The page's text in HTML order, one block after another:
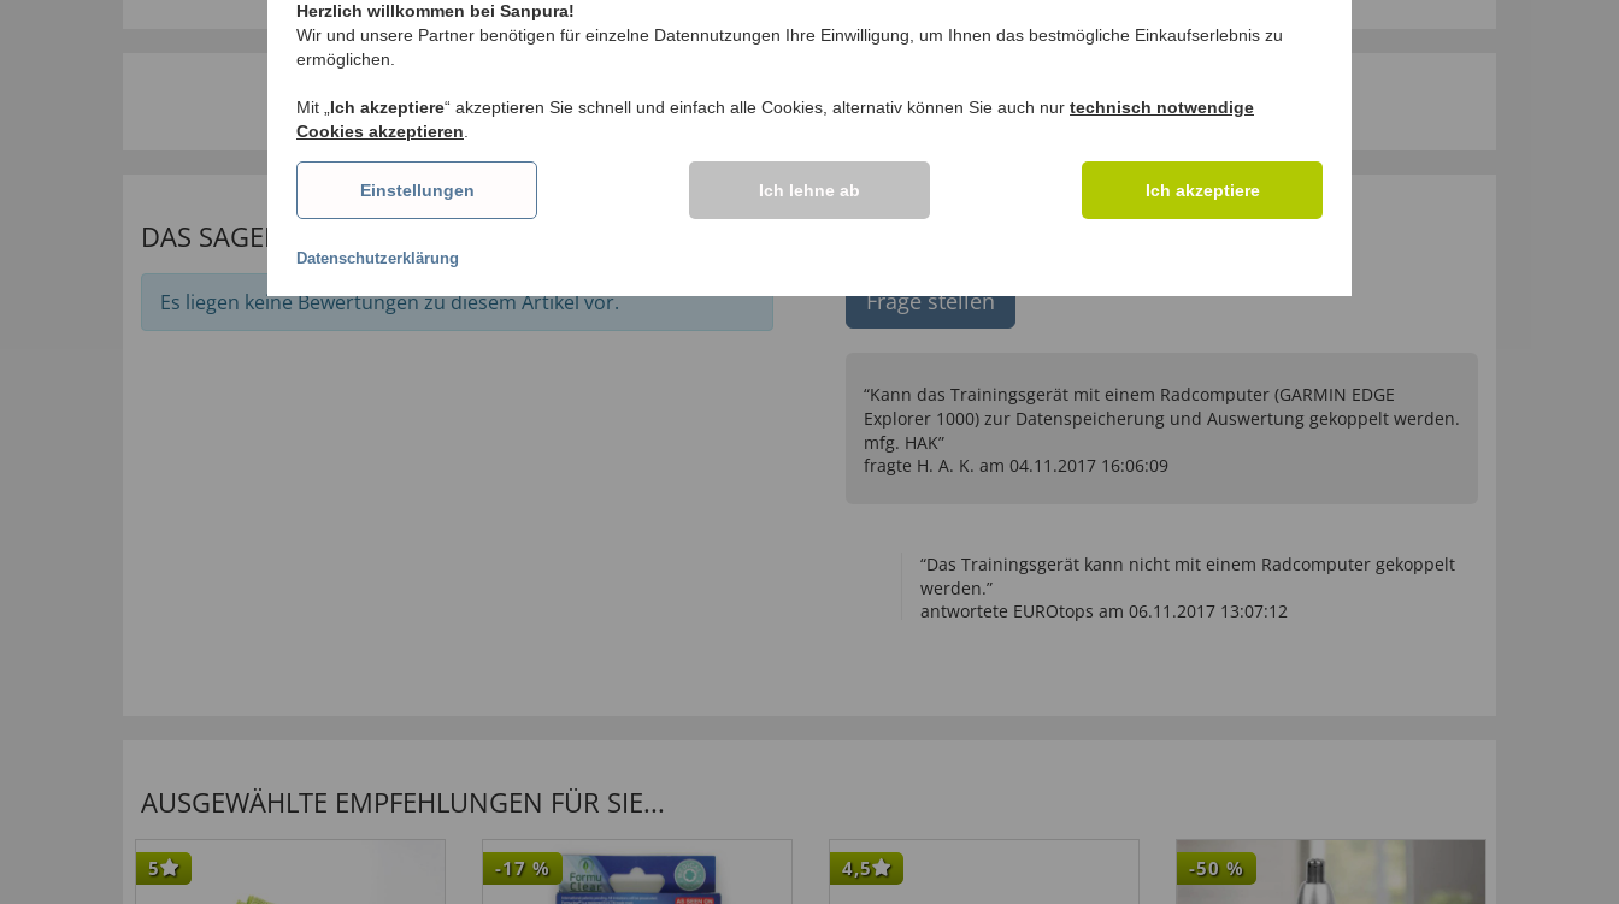
DAS SAGEN UNSERE KUNDEN
Es liegen keine Bewertungen zu diesem Artikel vor. Frage stellen
“Kann das Trainingsgerät mit einem Radcomputer (GARMIN EDGE
Explorer 1000) zur Datenspeicherung und Auswertung gekoppelt werden.
mfg. HAK”
fragte H. A. K. am 04.11.2017 16:06:09
“Das Trainingsgerät kann nicht mit einem Radcomputer gekoppelt
werden.”
antwortete EUROtops am 06.11.2017 13:07:12
AUSGEWÄHLTE EMPFEHLUNGEN FÜR SIE...
5 -17 % 4,5 -50 %
Herzlich willkommen bei Sanpura!
Wir und unsere Partner benötigen für einzelne Datennutzungen Ihre Einwilligung, um Ihnen das bestmögliche Einkaufserlebnis zu
ermöglichen.
Mit „ Ich akzeptiere“ akzeptieren Sie schnell und einfach alle Cookies, alternativ können Sie auch nur technisch notwendige
Cookies akzeptieren
Einstellungen Ich lehne ab Ich akzeptiere
Datenschutzerklärung